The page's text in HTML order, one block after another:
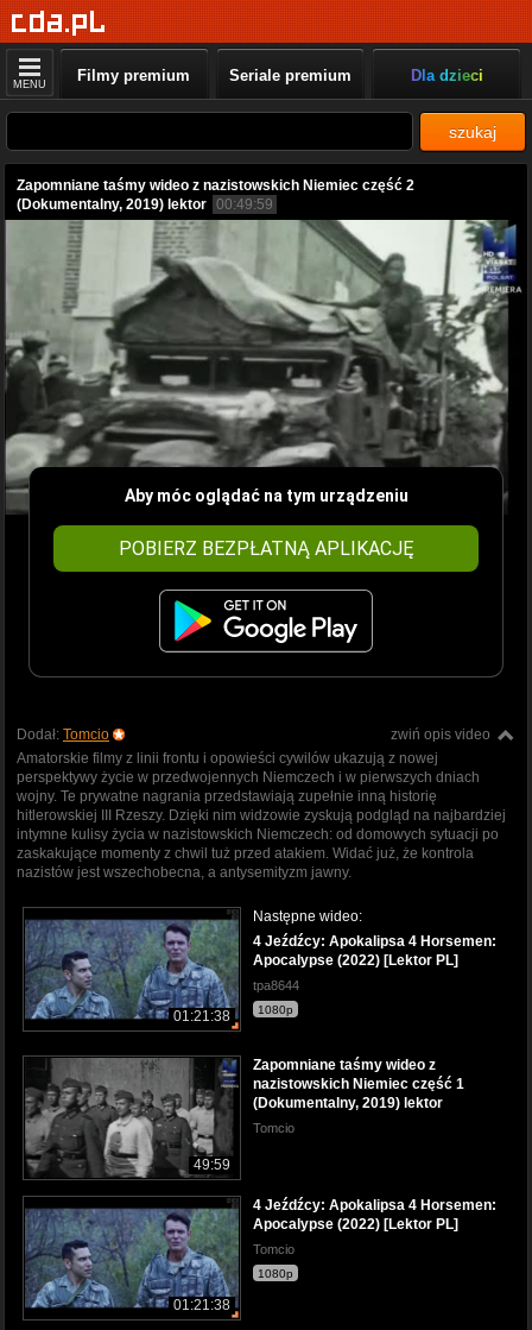
MENU Filmy premium Seriale premium Dla dzieci
szukaj
Zapomniane taśmy wideo z nazistowskich Niemiec część 2
(Dokumentalny, 2019) lektor 00:49:59
Aby móc oglądać na tym urządzeniu
POBIERZ BEZPŁATNĄ APLIKACJĘ
zwiń opis video
Dodał: Tomcio
Amatorskie filmy z linii frontu i opowieści cywilów ukazują z nowej
perspektywy życie w przedwojennych Niemczech i w pierwszych dniach
wojny. Te prywatne nagrania przedstawiają zupełnie inną historię
hitlerowskiej III Rzeszy. Dzięki nim widzowie zyskują podgląd na najbardziej
intymne kulisy życia w nazistowskich Niemczech: od domowych sytuacji po
zaskakujące momenty z chwil tuż przed atakiem. Widać już, że kontrola
nazistów jest wszechobecna, a antysemityzm jawny.
01:21:38
Następne wideo:
4 Jeźdźcy: Apokalipsa 4 Horsemen:
Apocalypse (2022) [Lektor PL]
tpa8644
1080p
49:59
Zapomniane taśmy wideo z
nazistowskich Niemiec część 1
(Dokumentalny, 2019) lektor
Tomcio
01:21:38
4 Jeźdźcy: Apokalipsa 4 Horsemen:
Apocalypse (2022) [Lektor PL]
Tomcio
1080p